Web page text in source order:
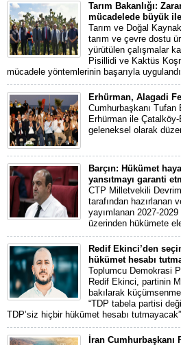
Tarım Bakanlığı:
mücadelede büyük
Tarım ve Doğal
tarım ve çevre dostu
yürütülen çalışmalar
Pisillidi ve Kaktüs
mücadele yöntemlerinin başarıyla
Erhürman, Alagadi
Cumhurbaşkanı
Erhürman ile
geleneksel olarak
Barçın: Hükümet
yansıtmayı garanti
CTP Milletvekili
tarafından hazırlanan
yayımlanan 2027-
üzerinden hükümete
Redif Ekinci’den
hükümet hesabı
Toplumcu Demokrasi
Redif Ekinci, partinin
bakılarak
“TDP tabela partisi
TDP’siz hiçbir hükümet hesabı
İran Cumhurbaşkanı